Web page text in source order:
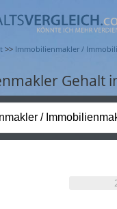
>> Immobilienmakler /
Gehalt